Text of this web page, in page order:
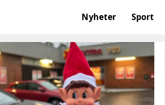
Nyheter Sport